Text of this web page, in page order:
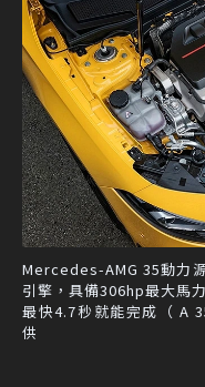
Mercedes-AMG 35動力
引擎，具備306hp最大馬
最快4.7秒就能完成（ A
供